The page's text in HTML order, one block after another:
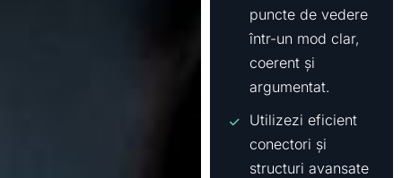
puncte de vedere
într-un mod clar,
coerent și
argumentat.
Utilizezi eficient
conectori și
structuri avansate